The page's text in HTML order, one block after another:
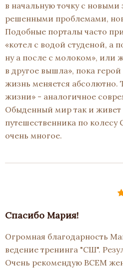
в начальную точку с
решенными проблемами,
Подобные порталы часто
«котел с водой студеной, а
ну а после с молоком», или
в другое вышла», пока
жизнь меняется
жизни» - аналогичное
Обыденный мир так и живет
путешественника по колесу
очень многое.
Спасибо Мария!
Огромная благодарность
ведение тренинга "СШ".
Очень рекомендую ВСЕМ